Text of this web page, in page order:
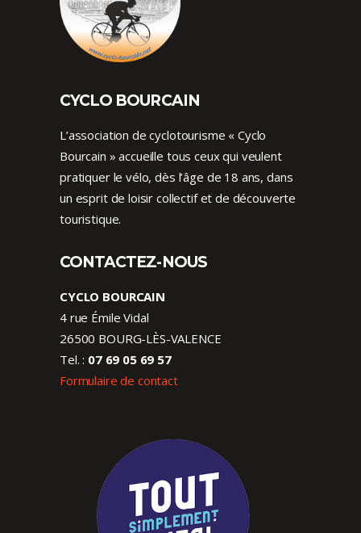
CYCLO BOURCAIN
L’association de cyclotourisme « Cyclo
Bourcain » accueille tous ceux qui veulent
pratiquer le vélo, dès l’âge de 18 ans, dans
un esprit de loisir collectif et de découverte
touristique.
CONTACTEZ-NOUS
CYCLO BOURCAIN
4 rue Émile Vidal
26500 BOURG-LÈS-VALENCE
Tel. : 07 69 05 69 57
Formulaire de contact